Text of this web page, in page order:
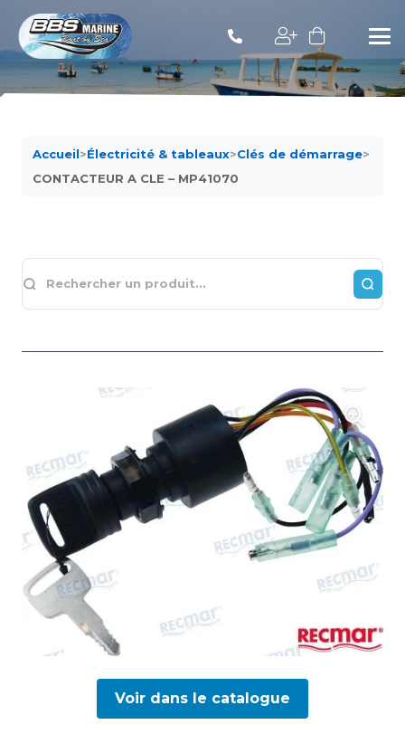
Accueil>Électricité & tableaux>Clés de démarrage>
CONTACTEUR A CLE – MP41070
Voir dans le catalogue